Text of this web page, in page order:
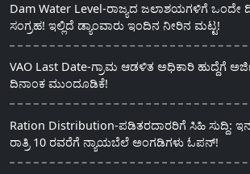
Dam Water Level-ರಾಜ್ಯದ ಜಲಾಶಯಗಳಿಗೆ ಒಂದೇ
ಸಂಗ್ರಹ! ಇಲ್ಲಿದೆ ಡ್ಯಾಂವಾರು ಇಂದಿನ ನೀರಿನ ಮಟ್ಟ!
VAO Last Date-ಗ್ರಾಮ ಆಡಳಿತ ಅಧಿಕಾರಿ ಹುದ್ದೆಗೆ
ದಿನಾಂಕ ಮುಂದೂಡಿಕೆ!
Ration Distribution-ಪಡಿತರದಾರರಿಗೆ ಸಿಹಿ ಸುದ್ದಿ:
ರಾತ್ರಿ 10 ರವರೆಗೆ ನ್ಯಾಯಬೆಲೆ ಅಂಗಡಿಗಳು ಓಪನ್!